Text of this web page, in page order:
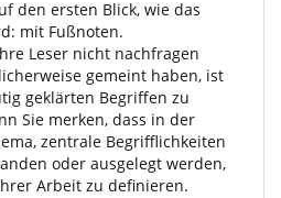
den ersten Blick, wie das
mit Fußnoten.
Leser nicht nachfragen
gemeint haben, ist
geklärten Begriffen zu
Sie merken, dass in der
zentrale Begrifflichkeiten
oder ausgelegt werden,
Arbeit zu definieren.